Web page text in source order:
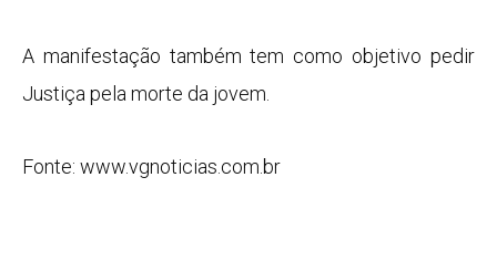
A manifestação também tem como objetivo pedir
Justiça pela morte da jovem.
Fonte: www.vgnoticias.com.br